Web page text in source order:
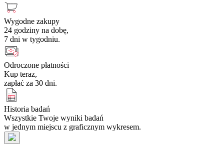
Wygodne zakupy
24 godziny na dobę,
7 dni w tygodniu.
Odroczone płatności
Kup teraz,
zapłać za 30 dni.
Historia badań
Wszystkie Twoje wyniki badań
w jednym miejscu z graficznym wykresem.